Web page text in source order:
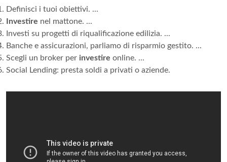
Definisci i tuoi obiettivi. ...
Investire nel mattone. ...
Investi su progetti di riqualificazione edilizia. ...
Banche e assicurazioni, parliamo di risparmio gestito. ...
Scegli un broker per investire online. ...
Social Lending: presta soldi a privati o aziende.